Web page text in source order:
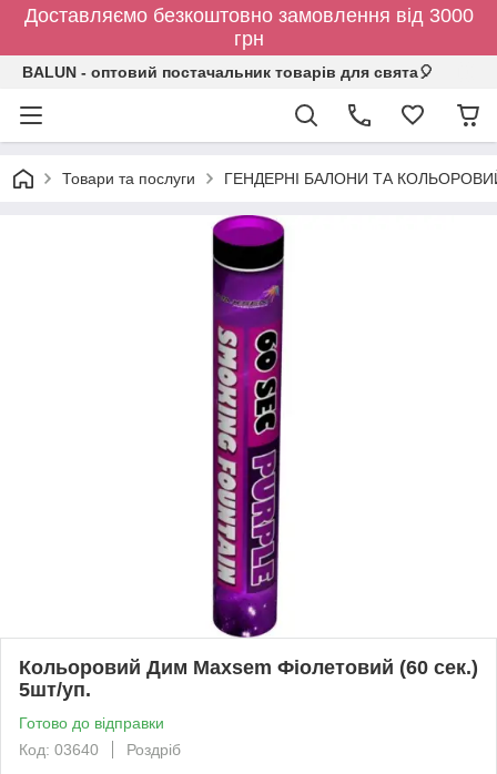
Доставляємо безкоштовно замовлення від 3000
грн
BALUN - оптовий постачальник товарів для свята🎈
Товари та послуги ГЕНДЕРНІ БАЛОНИ ТА
Кольоровий Дим Maxsem Фіолетовий (60 сек.)
5шт/уп.
Готово до відправки
Код: 03640
Роздріб